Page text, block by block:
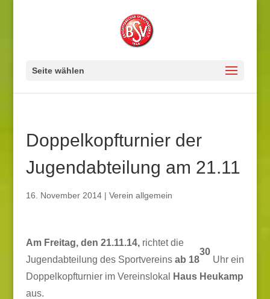
Seite wählen
Doppelkopfturnier der
Jugendabteilung am 21.11
16. November 2014| Verein allgemein
Am Freitag, den 21.11.14,richtet die
Jugendabteilung des Sportvereins ab 18
30
Uhr ein
Doppelkopfturnier im Vereinslokal
Haus Heukamp
aus.